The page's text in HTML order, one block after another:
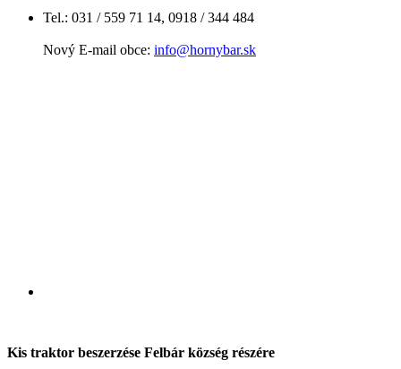
Tel.: 031 / 559 71 14, 0918 / 344 484
Nový E-mail obce: info@hornybar.sk
Kis traktor beszerzése Felbár község részére